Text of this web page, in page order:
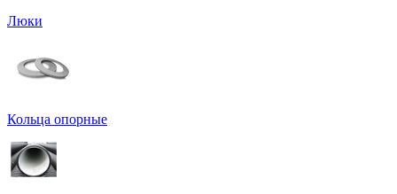
Люки
Кольца опорные